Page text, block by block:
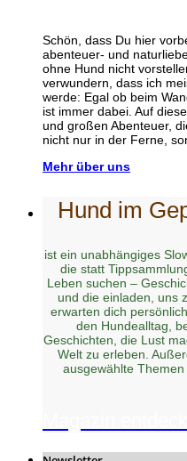
Schön, dass Du hier
abenteuer- und
ohne Hund nicht
verwundern, dass ich
werde: Egal ob beim
ist immer dabei. Auf
und großen Abenteuer,
nicht nur in der Ferne,
Mehr über uns
Hund im
ist ein unabhängiges
die statt
Leben suchen –
und die einladen, uns
erwarten dich
den Hundealltag,
Geschichten, die Lust
Welt zu erleben.
ausgewählte